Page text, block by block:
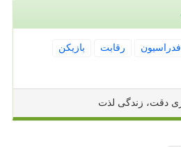
فدراسیون رقابت
بازیكن
دقت، زندگی لذت